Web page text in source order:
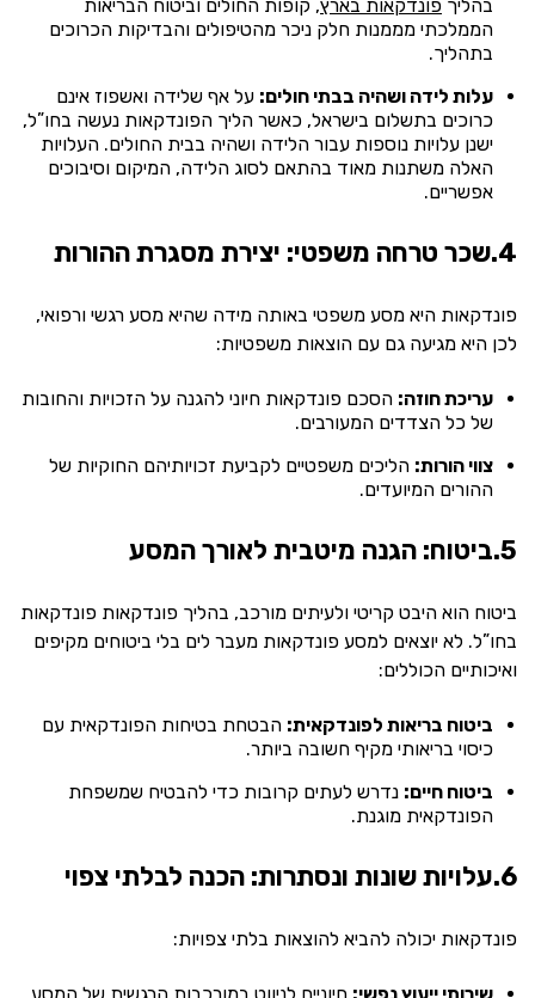
בהליך פונדקאות בארץ, קופות החולים וביטוח הבריאות
הממלכתי מממנות חלק ניכר מהטיפולים והבדיקות הכרוכים
בתהליך.
עלות לידה ושהיה בבתי חולים: על אף שלידה ואשפוז אינם
כרוכים בתשלום בישראל, כאשר הליך הפונדקאות נעשה בחו”ל,
ישנן עלויות נוספות עבור הלידה ושהיה בבית החולים. העלויות
האלה משתנות מאוד בהתאם לסוג הלידה, המיקום וסיבוכים
אפשריים.
4.שכר טרחה משפטי: יצירת מסגרת ההורות
פונדקאות היא מסע משפטי באותה מידה שהיא מסע רגשי ורפואי,
לכן היא מגיעה גם עם הוצאות משפטיות:
עריכת חוזה: הסכם פונדקאות חיוני להגנה על הזכויות והחובות
של כל הצדדים המעורבים.
צווי הורות: הליכים משפטיים לקביעת זכויותיהם החוקיות של
ההורים המיועדים.
5.ביטוח: הגנה מיטבית לאורך המסע
ביטוח הוא היבט קריטי ולעיתים מורכב, בהליך פונדקאות פונדקאות
בחו”ל. לא יוצאים למסע פונדקאות מעבר לים בלי ביטוחים מקיפים
ואיכותיים הכוללים:
ביטוח בריאות לפונדקאית: הבטחת בטיחות הפונדקאית עם
כיסוי בריאותי מקיף חשובה ביותר.
ביטוח חיים: נדרש לעתים קרובות כדי להבטיח שמשפחת
הפונדקאית מוגנת.
6.עלויות שונות ונסתרות: הכנה לבלתי צפוי
פונדקאות יכולה להביא להוצאות בלתי צפויות: